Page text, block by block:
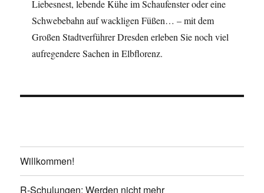
Liebesnest, lebende Kühe im Schaufenster oder eine
Schwebebahn auf wackligen Füßen… – mit dem
Großen Stadtverführer Dresden erleben Sie noch viel
aufregendere Sachen in Elbflorenz.
Willkommen!
R-Schulungen: Werden nicht mehr